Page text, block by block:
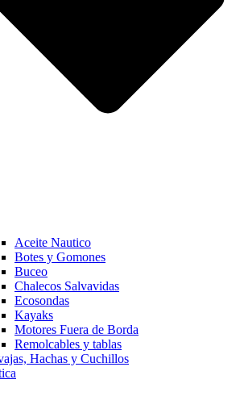
Aceite Nautico
Botes y Gomones
Buceo
Chalecos Salvavidas
Ecosondas
Kayaks
Motores Fuera de Borda
Remolcables y tablas
Hachas y Cuchillos